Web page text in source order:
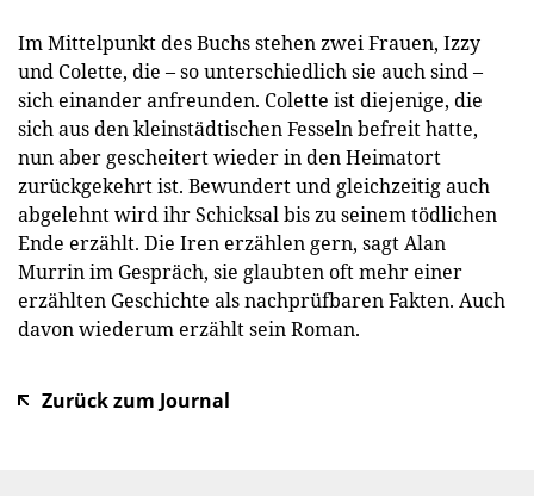
Im Mittelpunkt des Buchs stehen zwei Frauen, Izzy
und Colette, die – so unterschiedlich sie auch sind –
sich einander anfreunden. Colette ist diejenige, die
sich aus den kleinstädtischen Fesseln befreit hatte,
nun aber gescheitert wieder in den Heimatort
zurückgekehrt ist. Bewundert und gleichzeitig auch
abgelehnt wird ihr Schicksal bis zu seinem tödlichen
Ende erzählt. Die Iren erzählen gern, sagt Alan
Murrin im Gespräch, sie glaubten oft mehr einer
erzählten Geschichte als nachprüfbaren Fakten. Auch
davon wiederum erzählt sein Roman.
Zurück zum Journal